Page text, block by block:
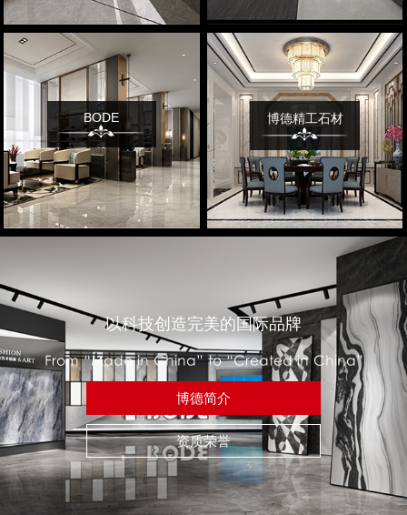
BODE 博德精工石材
以科技创造完美的国际品牌
From “Made in China” to “Created in China”
博德简介
资质荣誉